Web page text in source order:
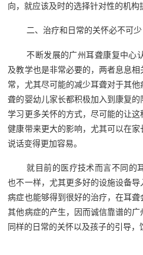
向，就应该及时的选择针对性的机构
二、治疗和日常的关怀必不可少
不断发展的广州耳聋康复‍中心
及教学也是非常必要的，两者息息
常，尤其尽可能的减少耳聋对于其
聋的婴幼儿家长都积极加入到康复的
学习更多关怀的方式，尽可能的让
健康带来更大的影响，尤其可以在
说话变得更加容易。
就目前的医疗技术而言不同的
也不一样，尤其更多好的设施设备
病症也能够得到很好的治疗，在耳
其他病症的产生，因而诚信靠谱的广
同样的日常的关怀以及孩子的引导，